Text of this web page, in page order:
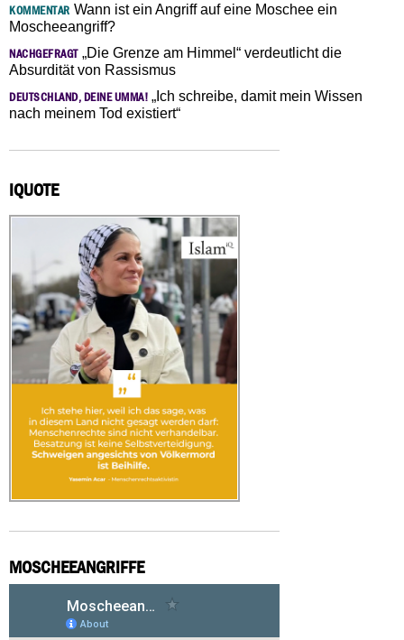
KOMMENTAR Wann ist ein Angriff auf eine Moschee ein
Moscheeangriff?
NACHGEFRAGT„Die Grenze am Himmel“ verdeutlicht die
Absurdität von Rassismus
DEUTSCHLAND, DEINE UMMA! „Ich schreibe, damit mein Wissen
nach meinem Tod existiert“
IQUOTE
MOSCHEEANGRIFFE